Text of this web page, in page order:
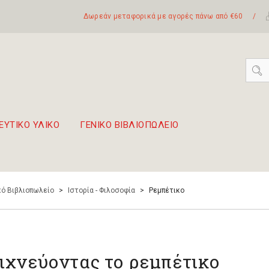
Δωρεάν μεταφορικά με αγορές πάνω από €60 /
ΥΛΙΚΟ ΓΕΝΙΚΟ ΒΙΒΛΙΟΠΩΛΕΙΟ
Βιβλιοπωλείο > Ιστορία - Φιλοσοφία > Ρεμπέτικο
το ρεμπέτικο